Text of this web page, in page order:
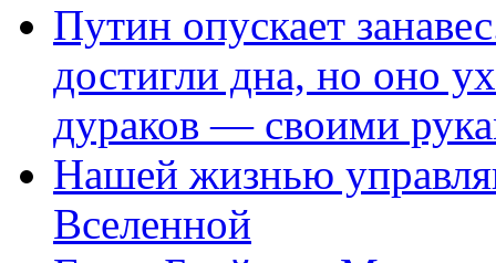
Путин опускает
достигли дна, но оно
дураков — своими
Нашей жизнью
Вселенной